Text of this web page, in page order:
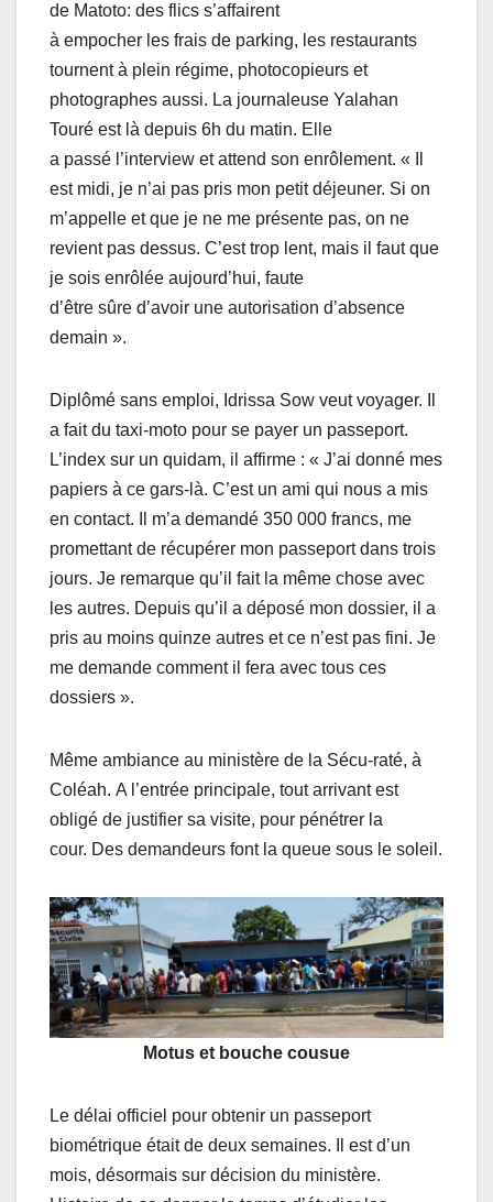
de Matoto: des flics s’affairent
à empocher les frais de parking, les restaurants
tournent à plein régime, photocopieurs et
photographes aussi. La journaleuse Yalahan
Touré est là depuis 6h du matin. Elle
a passé l’interview et attend son enrôlement. « Il
est midi, je n’ai pas pris mon petit déjeuner. Si on
m’appelle et que je ne me présente pas, on ne
revient pas dessus. C’est trop lent, mais il faut que
je sois enrôlée aujourd’hui, faute
d’être sûre d’avoir une autorisation d’absence
demain ».
Diplômé sans emploi, Idrissa Sow veut voyager. Il
a fait du taxi-moto pour se payer un passeport.
L’index sur un quidam, il affirme : « J’ai donné mes
papiers à ce gars-là. C’est un ami qui nous a mis
en contact. Il m’a demandé 350 000 francs, me
promettant de récupérer mon passeport dans trois
jours. Je remarque qu’il fait la même chose avec
les autres. Depuis qu’il a déposé mon dossier, il a
pris au moins quinze autres et ce n’est pas fini. Je
me demande comment il fera avec tous ces
dossiers ».
Même ambiance au ministère de la Sécu-raté, à
Coléah. A l’entrée principale, tout arrivant est
obligé de justifier sa visite, pour pénétrer la
cour. Des demandeurs font la queue sous le soleil.
Motus et bouche cousue
Le délai officiel pour obtenir un passeport
biométrique était de deux semaines. Il est d’un
mois, désormais sur décision du ministère.